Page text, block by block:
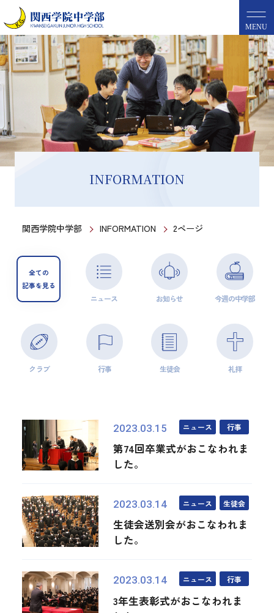
MENU
INFORMATION
関西学院中学部 INFORMATION 2ページ
全ての
記事を見る
ニュース お知らせ 今週の中学部
クラブ 行事 生徒会 礼拝
2023.03.15 ニュース 行事
第74回卒業式がおこなわれま
した。
2023.03.14 ニュース 生徒会
生徒会送別会がおこなわれま
した。
2023.03.14 ニュース 行事
3年生表彰式がおこなわれま